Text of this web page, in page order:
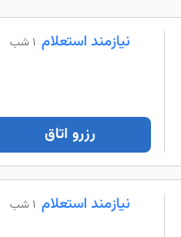
نیازمند استعلام 1 شب
رزرو اتاق
نیازمند استعلام 1 شب